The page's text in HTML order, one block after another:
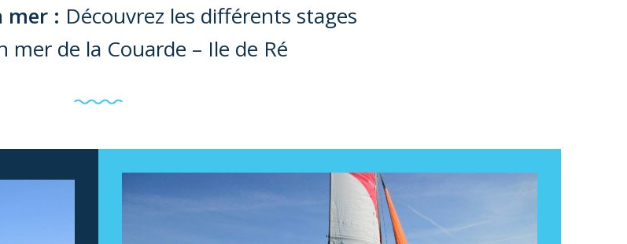
mer : Découvrez les différents stages
mer de la Couarde – Ile de Ré